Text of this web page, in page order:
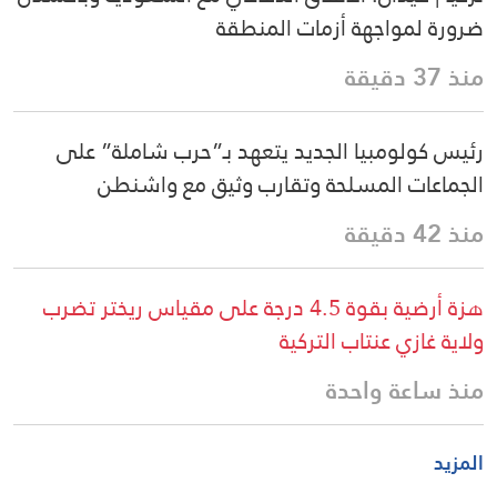
ضرورة لمواجهة أزمات المنطقة
منذ 37 دقيقة
رئيس كولومبيا الجديد يتعهد بـ”حرب شاملة” على
الجماعات المسلحة وتقارب وثيق مع واشنطن
منذ 42 دقيقة
هزة أرضية بقوة 4.5 درجة على مقياس ريختر تضرب
ولاية غازي عنتاب التركية
منذ ساعة واحدة
المزيد